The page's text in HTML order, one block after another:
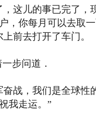
儿的事已完了，
，你每月可以去取
前去打开了车门。
步问道．
，我们是全球性
我走运。”